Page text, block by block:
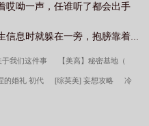
哎呦一声，任谁听了都会出手
息时就躲在一旁，抱膀靠着...
于我们这件事 【美高】秘密基地（
的婚礼 初代 [综英美] 妄想攻略 冷